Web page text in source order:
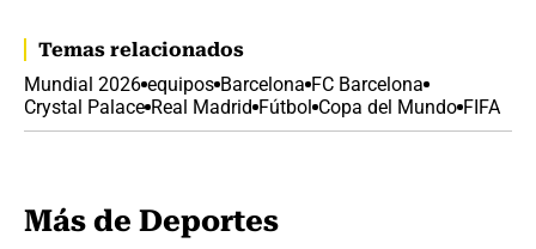
Temas relacionados
Mundial 2026 equipos Barcelona FC Barcelona
Crystal Palace Real Madrid Fútbol Copa del Mundo FIFA
Más de Deportes